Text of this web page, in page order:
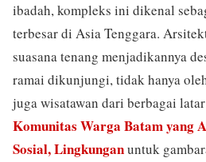
ibadah, kompleks ini dikenal
terbesar di Asia Tenggara.
suasana tenang menjadikannya
ramai dikunjungi, tidak hanya
juga wisatawan dari berbagai
Komunitas Warga Batam yang
Sosial, Lingkunganuntuk